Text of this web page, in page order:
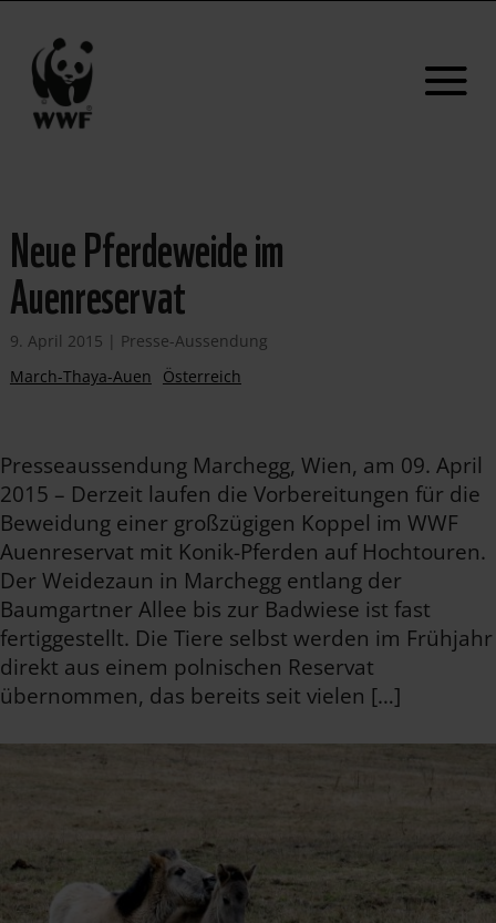
Neue Pferdeweide im
Auenreservat
9. April 2015 | Presse-Aussendung
March-Thaya-Auen
Österreich
Presseaussendung Marchegg, Wien, am 09. April
2015 – Derzeit laufen die Vorbereitungen für die
Beweidung einer großzügigen Koppel im WWF
Auenreservat mit Konik-Pferden auf Hochtouren.
Der Weidezaun in Marchegg entlang der
Baumgartner Allee bis zur Badwiese ist fast
fertiggestellt. Die Tiere selbst werden im Frühjahr
direkt aus einem polnischen Reservat
übernommen, das bereits seit vielen […]